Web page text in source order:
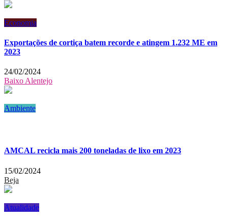
Economia
Exportações de cortiça batem recorde e atingem 1.232 ME em
2023
24/02/2024
Baixo Alentejo
Ambiente
AMCAL recicla mais 200 toneladas de lixo em 2023
15/02/2024
Beja
Atualidade